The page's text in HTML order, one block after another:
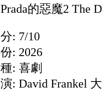
的惡魔2 The
: 7/10
: 2026
: 喜劇
: David Frankel